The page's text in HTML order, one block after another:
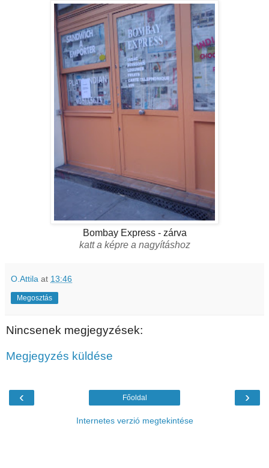
Bombay Express - zárva
katt a képre a nagyításhoz
O.Attila at 13:46
Megosztás
Nincsenek megjegyzések:
Megjegyzés küldése
‹ ›
Főoldal
Internetes verzió megtekintése